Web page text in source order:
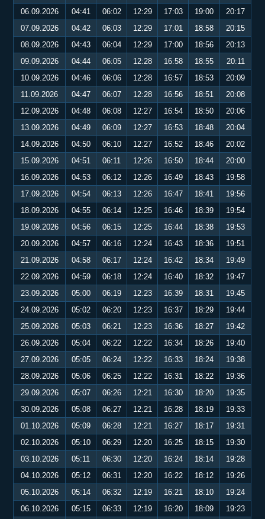
06.09.2026
04:41 06:02 12:29 17:03 19:00
20:17
07.09.2026
04:42 06:03 12:29 17:01 18:58
20:15
08.09.2026
04:43 06:04 12:29 17:00 18:56
20:13
09.09.2026
04:44 06:05 12:28 16:58 18:55
20:11
10.09.2026
04:46 06:06 12:28 16:57 18:53
20:09
11.09.2026
04:47 06:07 12:28 16:56 18:51
20:08
12.09.2026
04:48 06:08 12:27 16:54 18:50
20:06
13.09.2026
04:49 06:09 12:27 16:53 18:48
20:04
14.09.2026
04:50 06:10 12:27 16:52 18:46
20:02
15.09.2026
04:51 06:11 12:26 16:50 18:44
20:00
16.09.2026
04:53 06:12 12:26 16:49 18:43
19:58
17.09.2026
04:54 06:13 12:26 16:47 18:41
19:56
18.09.2026
04:55 06:14 12:25 16:46 18:39
19:54
19.09.2026
04:56 06:15 12:25 16:44 18:38
19:53
20.09.2026
04:57 06:16 12:24 16:43 18:36
19:51
21.09.2026
04:58 06:17 12:24 16:42 18:34
19:49
22.09.2026
04:59 06:18 12:24 16:40 18:32
19:47
23.09.2026
05:00 06:19 12:23 16:39 18:31
19:45
24.09.2026
05:02 06:20 12:23 16:37 18:29
19:44
25.09.2026
05:03 06:21 12:23 16:36 18:27
19:42
26.09.2026
05:04 06:22 12:22 16:34 18:26
19:40
27.09.2026
05:05 06:24 12:22 16:33 18:24
19:38
28.09.2026
05:06 06:25 12:22 16:31 18:22
19:36
29.09.2026
05:07 06:26 12:21 16:30 18:20
19:35
30.09.2026
05:08 06:27 12:21 16:28 18:19
19:33
01.10.2026
05:09 06:28 12:21 16:27 18:17
19:31
02.10.2026
05:10 06:29 12:20 16:25 18:15
19:30
03.10.2026
05:11 06:30 12:20 16:24 18:14
19:28
04.10.2026
05:12 06:31 12:20 16:22 18:12
19:26
05.10.2026
05:14 06:32 12:19 16:21 18:10
19:24
06.10.2026
05:15 06:33 12:19 16:20 18:09
19:23